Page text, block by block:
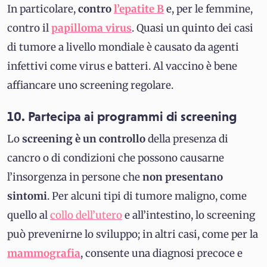
In particolare,control’epatite Be, per le femmine,
contro ilpapilloma virus. Quasi un quinto dei casi
di tumore a livello mondiale è causato da agenti
infettivi come virus e batteri. Al vaccino è bene
affiancare uno screening regolare.
10. Partecipa ai programmi di screening
Loscreening è un controllodella presenza di
cancro o di condizioni che possono causarne
l’insorgenza in persone chenon presentano
sintomi. Per alcuni tipi di tumore maligno, come
quello alcollo dell’uteroe all’intestino, lo screening
può prevenirne lo sviluppo; in altri casi, come per la
mammografia, consente una diagnosi precoce e